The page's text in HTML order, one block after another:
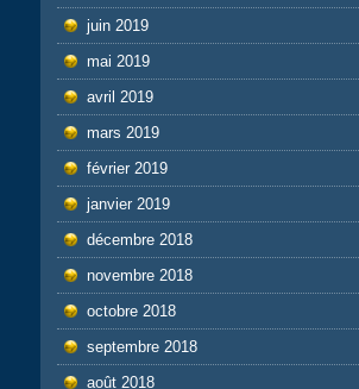
juin 2019
mai 2019
avril 2019
mars 2019
février 2019
janvier 2019
décembre 2018
novembre 2018
octobre 2018
septembre 2018
août 2018